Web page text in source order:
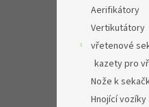
Aerifikátory
Vertikutátory
vřetenové
kazety pro
Nože k
Hnojící